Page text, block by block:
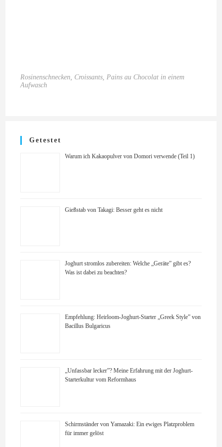
Rosinenschnecken, Croissants, Pains au Chocolat in einem
Aufwasch
Getestet
Warum ich Kakaopulver von Domori verwende (Teil 1)
Gießstab von Takagi: Besser geht es nicht
Joghurt stromlos zubereiten: Welche „Geräte” gibt es?
Was ist dabei zu beachten?
Empfehlung: Heirloom-Joghurt-Starter „Greek Style” von
Bacillus Bulgaricus
„Unfassbar lecker”? Meine Erfahrung mit der Joghurt-
Starterkultur vom Reformhaus
Schirmständer von Yamazaki: Ein ewiges Platzproblem
für immer gelöst